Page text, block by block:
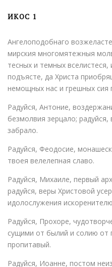
ИКОС 1
Ангелоподобнаго
мирския многомятежныя
тесных и темных
подъясте, да Христа
немощных нас и грешных сия
Радуйся, Антоние,
безмолвия зерцало;
забрало.
Радуйся, Феодосие,
твоея велелепная славо.
Радуйся, Михаиле, первый
радуйся, веры Христовой
идолослужения
Радуйся, Прохоре,
сущими от былий и солию
пропитавый.
Радуйся, Иоанне, постом